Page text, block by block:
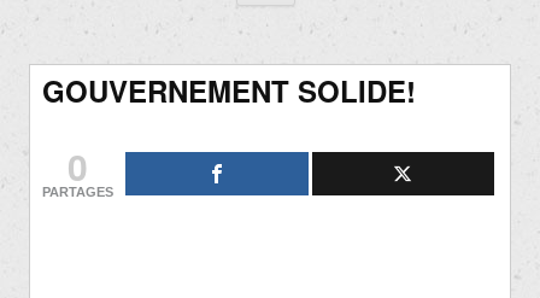
contenu
GOUVERNEMENT SOLIDE!
0
PARTAGES